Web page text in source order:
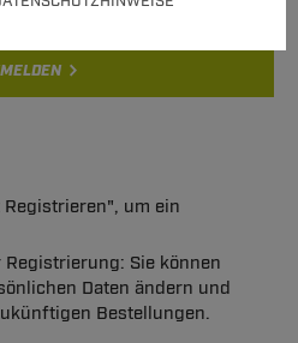
um ein
Sie können
Daten ändern und
Bestellungen.